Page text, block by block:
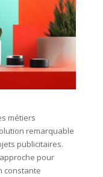
métiers
remarquable
publicitaires.
pour
constante